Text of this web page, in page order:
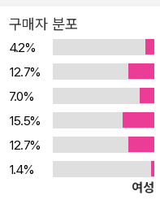
결국 그녀를 죽음으로 이끌고
억을 가슴에 간직한 채 독신을 결심한다. 사랑과
행복과 청교도적 이상이 빚어내는 갈등과 고뇌! 종교적 금욕주의의
위선을 날카롭게 비판한 문제작 “좁은 문으로 들어가기를 힘쓰
망으로 인도하는 문은 크고
생명으로 인도하는 문은 좁
좁은 문이 사촌 알리사의 방
게는 충분히 넓으리라고 생
구매자 분포
4.2%
12.7%
7.0%
15.5%
12.7%
1.4%
여성